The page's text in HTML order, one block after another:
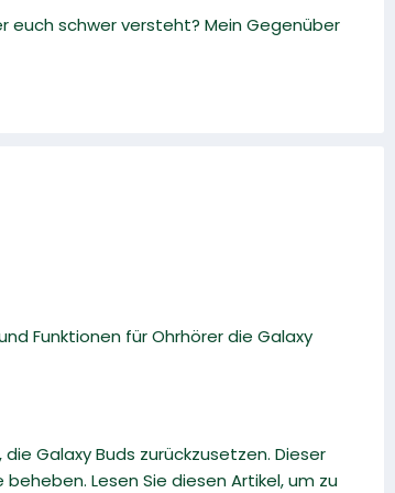
euch schwer versteht? Mein Gegenüber
Funktionen für Ohrhörer die Galaxy
Galaxy Buds zurückzusetzen. Dieser
Lesen Sie diesen Artikel, um zu